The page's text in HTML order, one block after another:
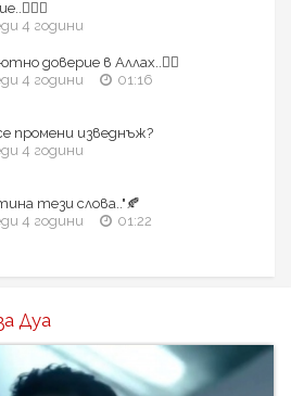
4 години
доверие в Аллах..☝🏼
4 години
01:16
промени изведнъж?
4 години
тези слова.."🍂
4 години
01:22
Дуа